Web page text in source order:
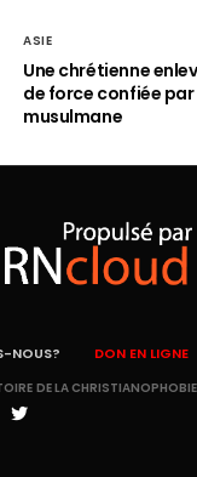
ASIE
Une chrétienne
de force confiée
musulmane
NOUS? DON EN LIGNE
DE LA CHRISTIANOPHOBIE